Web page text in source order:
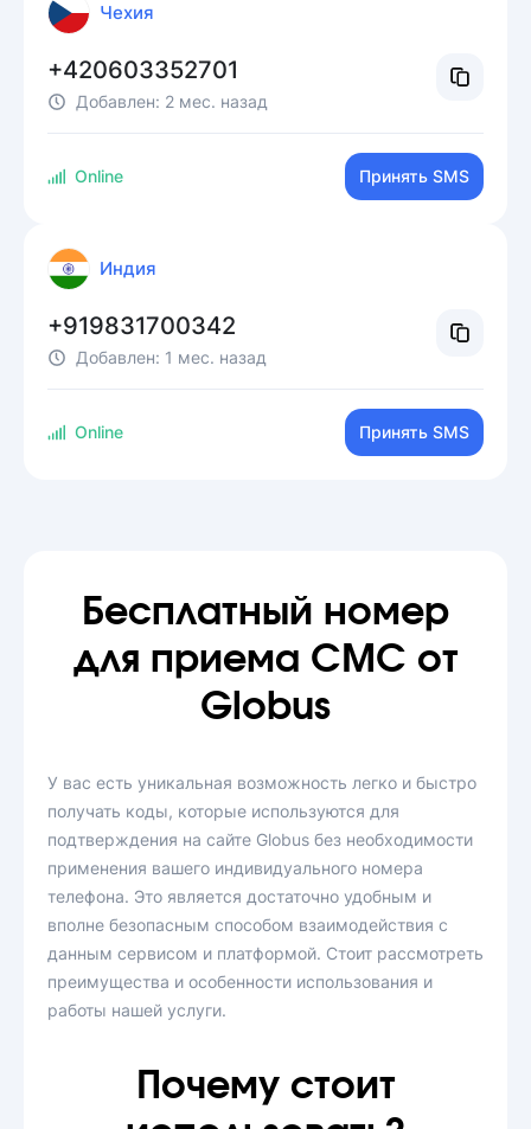
Чехия
+420603352701
Добавлен: 2 мес. назад
Online Принять SMS
Индия
+919831700342
Добавлен: 1 мес. назад
Online Принять SMS
Бесплатный номер
для приема СМС от
Globus
У вас есть уникальная возможность легко и быстро
получать коды, которые используются для
подтверждения на сайте Globus без необходимости
применения вашего индивидуального номера
телефона. Это является достаточно удобным и
вполне безопасным способом взаимодействия с
данным сервисом и платформой. Стоит рассмотреть
преимущества и особенности использования и
работы нашей услуги.
Почему стоит